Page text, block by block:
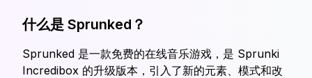
什么是 Sprunked？
Sprunked 是一款免费的在线音乐游戏，是 Sprunki
Incredibox 的升级版本，引入了新的元素、模式和改